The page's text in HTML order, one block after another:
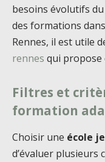
besoins évolutifs
des formations
Rennes, il est utile
rennes qui propose
Filtres et
formation
Choisir une école
d’évaluer plusieurs